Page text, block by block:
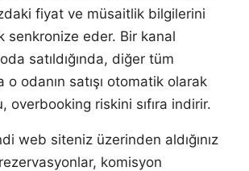
fiyat ve müsaitlik bilgilerini
senkronize eder. Bir kanal
satıldığında, diğer tüm
o odanın satışı otomatik olarak
overbooking riskini sıfıra indirir.
web siteniz üzerinden aldığınız
komisyon